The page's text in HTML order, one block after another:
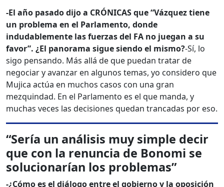
-El año pasado dijo a CRÓNICAS que “Vázquez tiene
un problema en el Parlamento, donde
indudablemente las fuerzas del FA no juegan a su
favor”. ¿El panorama sigue siendo el mismo?-Sí, lo
sigo pensando. Más allá de que puedan tratar de
negociar y avanzar en algunos temas, yo considero que
Mujica actúa en muchos casos con una gran
mezquindad. En el Parlamento es el que manda, y
muchas veces las decisiones quedan trancadas por eso.
“Sería un análisis muy simple decir
que con la renuncia de Bonomi se
solucionarían los problemas”
-¿Cómo es el diálogo entre el gobierno y la oposición